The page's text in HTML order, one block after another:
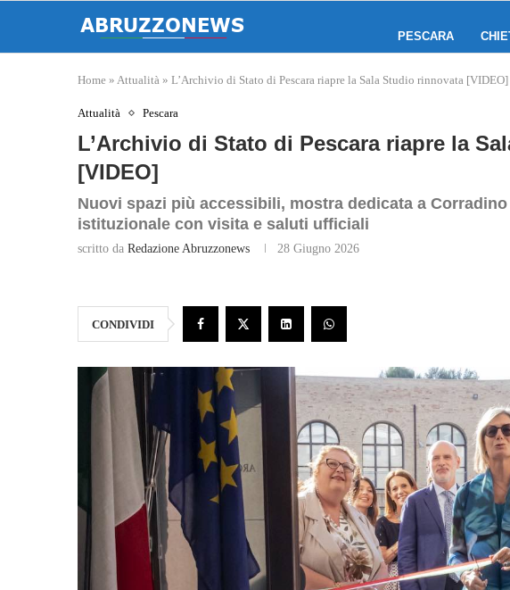
PESCARA
Home » Attualità » L’Archivio di Stato di Pescara riapre la Sala Studio rinnovata [VIDEO]
Attualità Pescara
L’Archivio di Stato di Pescara riapre la
[VIDEO]
Nuovi spazi più accessibili, mostra dedicata a
istituzionale con visita e saluti ufficiali
scritto da Redazione Abruzzonews 28 Giugno 2026
CONDIVIDI